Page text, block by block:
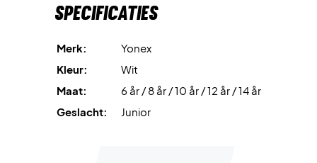
Specificaties
Merk:
Yonex
Kleur:
Wit
Maat:
6 år / 8 år / 10 år / 12 år / 14 år
Geslacht:
Junior